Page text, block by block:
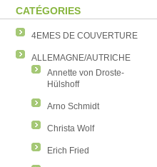
CATÉGORIES
4EMES DE COUVERTURE
ALLEMAGNE/AUTRICHE
Annette von Droste-
Hülshoff
Arno Schmidt
Christa Wolf
Erich Fried